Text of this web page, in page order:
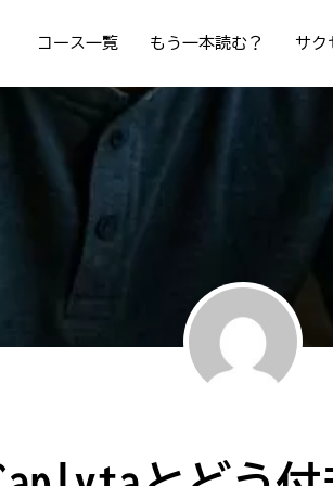
コース一覧 もう一本読む？ サク